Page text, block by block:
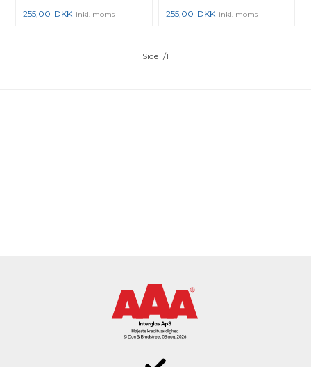
255,00 DKK inkl. moms 255,00 DKK inkl. moms
Side 1/1